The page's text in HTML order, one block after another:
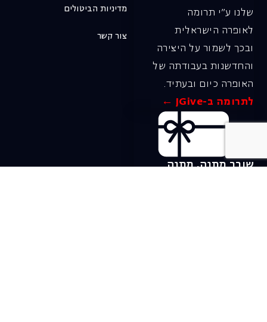
שלנו ע"י תרומה
לאופרה הישראלית
ובכך לשמור על היצירה
והחדשנות בעבודתה של
האופרה כיום ובעתיד.
לתרומה ב-JGive ←
שובר מתנה. מתנה
מדיניות הביטולים
צור קשר